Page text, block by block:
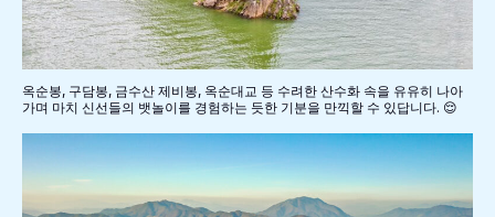
옥순봉, 구담봉, 금수산 제비봉, 옥순대교 등 수려한 산수화 속을 유유히 나아
가며 마치 신선들의 뱃놀이를 경험하는 듯한 기분을 만끽할 수 있답니다. 😌